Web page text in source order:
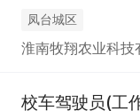
凤台城区
淮南牧翔农业科技
校车驾驶员(工